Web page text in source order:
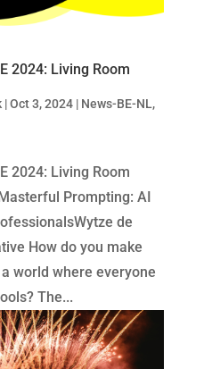
2024: Living Room
|Oct 3, 2024| News-BE-NL,
2024: Living Room
Prompting: AI
de
How do you make
world where everyone
The...